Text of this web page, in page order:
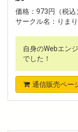
価格：973円（税込
サークル名：りま
自身のWebエン
でした！
通信販売ペー